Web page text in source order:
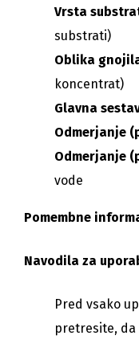
Vrsta
substrati)
Oblika
koncentrat)
Glavna
Odmerjanje
Odmerjanje
vode
Pomembne
Navodila za
Pred vsako
pretresite, da